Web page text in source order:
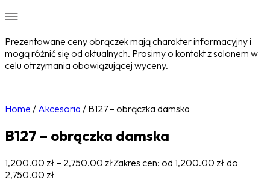
Prezentowane ceny obrączek mają charakter informacyjny i
mogą różnić się od aktualnych. Prosimy o kontakt z salonem w
celu otrzymania obowiązującej wyceny.
Home / Akcesoria / B127 – obrączka damska
B127 – obrączka damska
1,200.00 zł – 2,750.00 złZakres cen: od 1,200.00 zł do
2,750.00 zł